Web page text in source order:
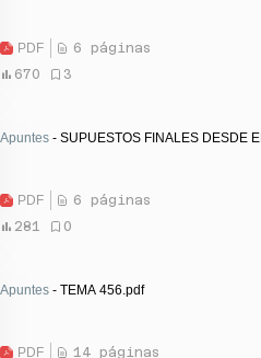
PDF
6 páginas
670
3
Apuntes - SUPUESTOS FINALES DESDE
PDF
6 páginas
281
0
Apuntes - TEMA 456.pdf
PDF
14 páginas